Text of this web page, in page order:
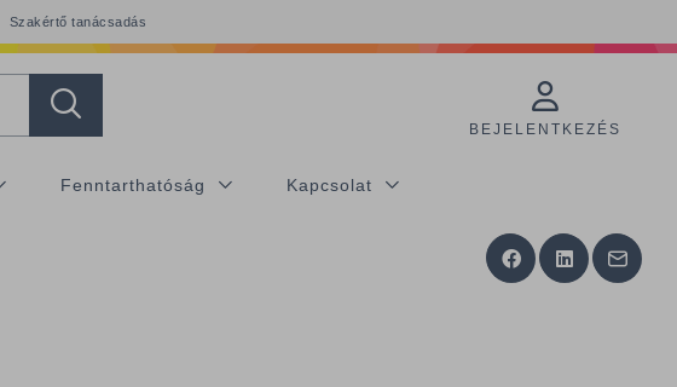
Szakértő tanácsadás
BEJELENTKEZÉS
Fenntarthatóság Kapcsolat